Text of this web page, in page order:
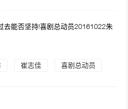
次播放
陷阱 你中招了吗？》笑星闯地球第
去能否坚持!喜剧总动员20161022朱
崔志佳 喜剧总动员